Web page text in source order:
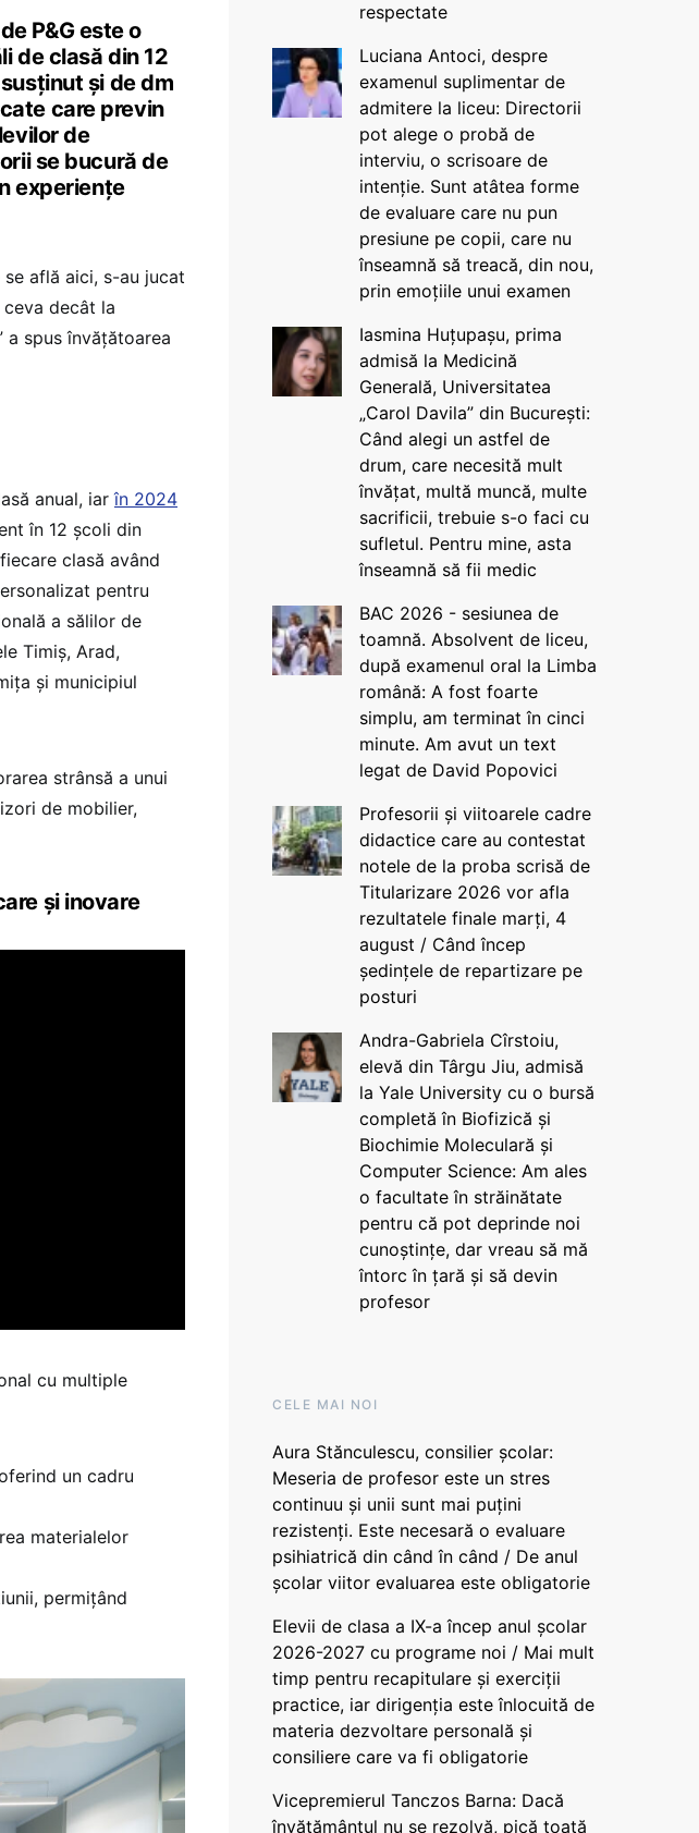
P&G este o
de clasă din 12
și de dm
care previn
de
se bucură de
experiențe
află aici, s-au jucat
decât la
a spus învățătoarea
anual, iarîn 2024
în 12 școli din
clasă având
pentru
a sălilor de
Timiș, Arad,
și municipiul
strânsă a unui
de mobilier,
și inovare
cu multiple
un cadru
materialelor
permițând
respectate
Luciana Antoci, despre
examenul suplimentar de
admitere la liceu: Directorii
pot alege o probă de
interviu, o scrisoare de
intenție. Sunt atâtea forme
de evaluare care nu pun
presiune pe copii, care nu
înseamnă să treacă, din nou,
prin emoțiile unui examen
Iasmina Huțupașu, prima
admisă la Medicină
Generală, Universitatea
„Carol Davila” din București:
Când alegi un astfel de
drum, care necesită mult
învățat, multă muncă, multe
sacrificii, trebuie s-o faci cu
sufletul. Pentru mine, asta
înseamnă să fii medic
BAC 2026 - sesiunea de
toamnă. Absolvent de liceu,
după examenul oral la Limba
română: A fost foarte
simplu, am terminat în cinci
minute. Am avut un text
legat de David Popovici
Profesorii și viitoarele cadre
didactice care au contestat
notele de la proba scrisă de
Titularizare 2026 vor afla
rezultatele finale marți, 4
august / Când încep
ședințele de repartizare pe
posturi
Andra-Gabriela Cîrstoiu,
elevă din Târgu Jiu, admisă
la Yale University cu o bursă
completă în Biofizică și
Biochimie Moleculară și
Computer Science: Am ales
o facultate în străinătate
pentru că pot deprinde noi
cunoștințe, dar vreau să mă
întorc în țară și să devin
profesor
CELE MAI NOI
Aura Stănculescu, consilier școlar:
Meseria de profesor este un stres
continuu și unii sunt mai puțini
rezistenți. Este necesară o evaluare
psihiatrică din când în când / De anul
școlar viitor evaluarea este obligatorie
Elevii de clasa a IX-a încep anul școlar
2026-2027 cu programe noi / Mai mult
timp pentru recapitulare și exerciții
practice, iar dirigenția este înlocuită de
materia dezvoltare personală și
consiliere care va fi obligatorie
Vicepremierul Tanczos Barna: Dacă
învățământul nu se rezolvă, pică toată